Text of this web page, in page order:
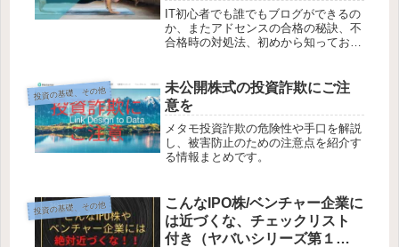
IT初心者でも誰でもブログができるの
か、またアドセンスの合格の秘訣、不
合格時の対処法、初めから知っておけ
投資の基礎、その他
未公開株式の投資詐欺にご注
意を
メタモ投資詐欺の危険性や手口を解説
し、被害防止のための注意点を紹介す
る情報まとめです。
投資の基礎、その他
こんなIPO株/ベンチャー企業に
は近づくな、チェックリスト
付き（ヤバいシリーズ第１